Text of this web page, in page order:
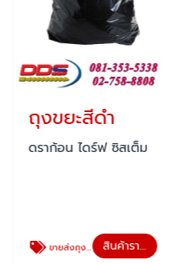
ถุงขยะสีดำ
ดราก้อน ไดร์ฟ ซิสเต็ม
ขายส่งถุงขยะสีดำ สินค้าราคาโรงงานผลิตเอง